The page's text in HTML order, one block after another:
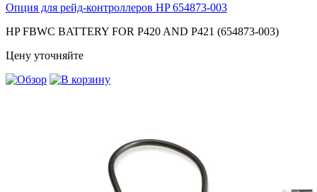
Опция для pейд-контроллеров HP654873-003
HP FBWC BATTERY FOR P420 AND P421 (654873-003)
Цену уточняйте